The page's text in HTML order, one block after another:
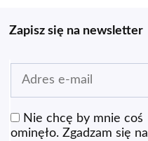
Zapisz się na newsletter
Nie chcę by mnie coś
ominęło. Zgadzam się na